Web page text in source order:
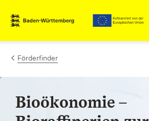
Zum Inhalt springen
Link zur Startseite
Förderfinder
Bioökonomie –